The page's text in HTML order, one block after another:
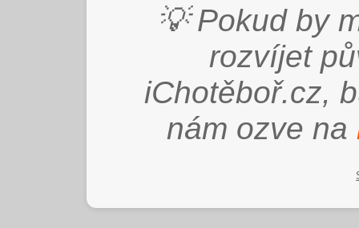
💡 Pokud by
rozvíjet
iChotěboř.cz,
nám ozve na